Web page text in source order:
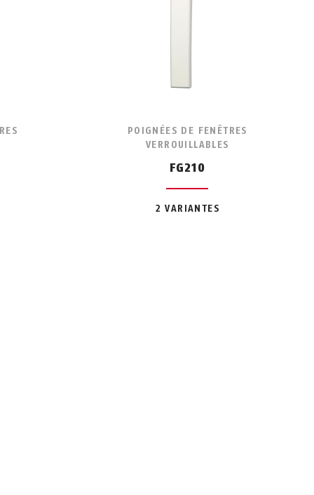
POIGNÉES DE FENÊTRES
VERROUILLABLES
FG210
2 VARIANTES